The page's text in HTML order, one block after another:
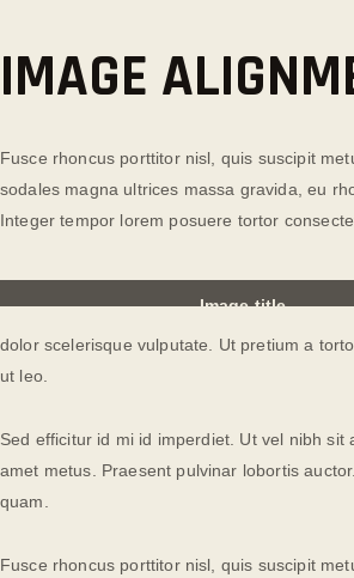
IMAGE
Fusce rhoncus porttitor nisl, quis suscipit
sodales magna ultrices massa gravida, eu
Integer tempor lorem posuere tortor
Image title
dolor scelerisque vulputate. Ut pretium a
ut leo.
Sed efficitur id mi id imperdiet. Ut vel nibh
amet metus. Praesent pulvinar lobortis
quam.
Fusce rhoncus porttitor nisl, quis suscipit